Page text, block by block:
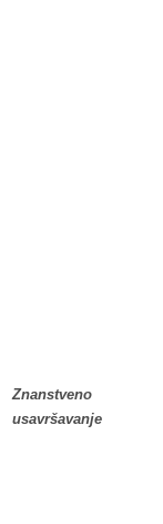
Znanstveno
usavršavanje